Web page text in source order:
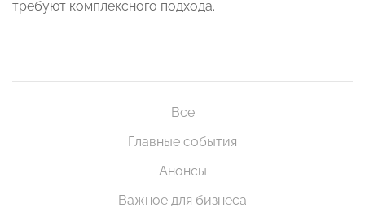
требуют комплексного подхода.
Все
Главные события
Анонсы
Важное для бизнеса